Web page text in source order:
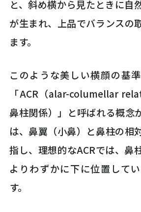
と、斜め横から見たときに自
が生まれ、上品でバランスの
ます。
このような美しい横顔の基準
「ACR（alar-columellar
鼻柱関係）」と呼ばれる概念
は、鼻翼（小鼻）と鼻柱の相
指し、理想的なACRでは、鼻
よりわずかに下に位置して
す。